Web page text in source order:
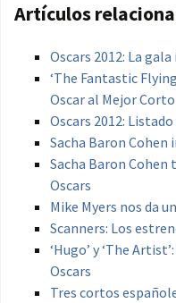
Artículos
Oscars 2012: La
‘The Fantastic
Oscar al Mejor
Oscars 2012:
Sacha Baron Cohen
Sacha Baron
Oscars
Mike Myers nos da
Scanners: Los
‘Hugo’ y ‘The
Oscars
Tres cortos